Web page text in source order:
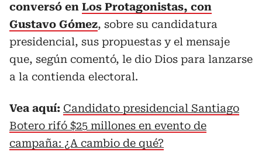
conversó en Los Protagonistas, con
Gustavo Gómez, sobre su candidatura
presidencial, sus propuestas y el mensaje
que, según comentó, le dio Dios para lanzarse
a la contienda electoral.
Vea aquí: Candidato presidencial Santiago
Botero rifó $25 millones en evento de
campaña: ¿A cambio de qué?